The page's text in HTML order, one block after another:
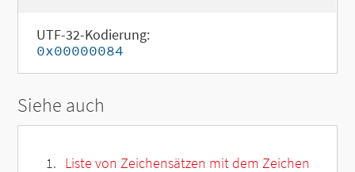
UTF-32-Kodierung:
0x00000084
Siehe auch
Liste von Zeichensätzen mit dem Zeichen